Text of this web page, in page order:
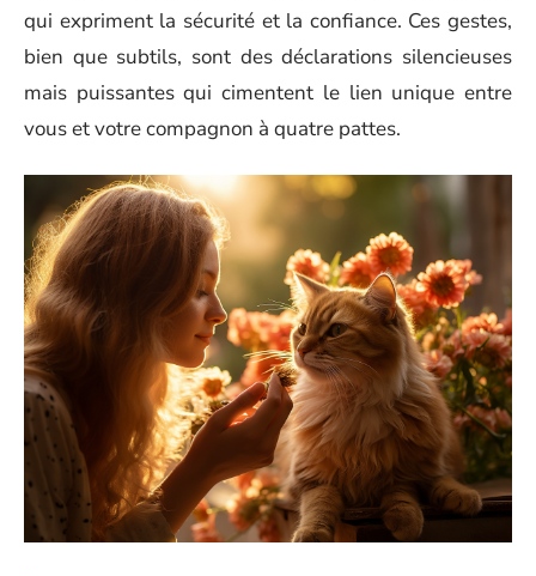
qui expriment la sécurité et la confiance. Ces gestes,
bien que subtils, sont des déclarations silencieuses
mais puissantes qui cimentent le lien unique entre
vous et votre compagnon à quatre pattes.